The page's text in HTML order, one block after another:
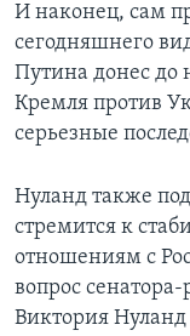
И наконец, сам
сегодняшнего
Путина донес до
Кремля против
серьезные
Нуланд также
стремится к
отношениям с
вопрос
Виктория